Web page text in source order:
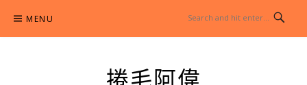
content
MENU